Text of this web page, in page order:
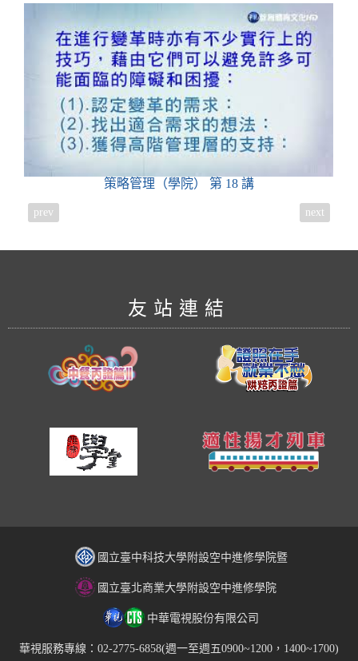
策略管理（學院） 第 18 講
prev next
友站連結
國立臺中科技大學附設空中進修學院暨
國立臺北商業大學附設空中進修學院
中華電視股份有限公司
華視服務專線：02-2775-6858(週一至週五0900~1200，1400~1700)